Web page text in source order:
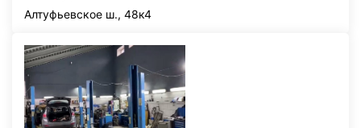
Алтуфьевское ш., 48к4